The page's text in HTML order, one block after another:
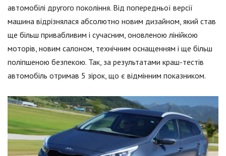
автомобілі другого покоління. Від попередньої версії
машина відрізнялася абсолютно новим дизайном, який став
ще більш привабливим і сучасним, оновленою лінійкою
моторів, новим салоном, технічним оснащенням і ще більш
поліпшеною безпекою. Так, за результатами краш-тестів
автомобіль отримав 5 зірок, що є відмінним показником.